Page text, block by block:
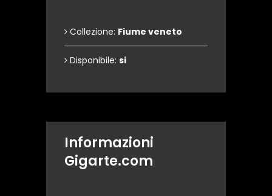
Collezione: Fiume veneto
Disponibile: si
Informazioni
Gigarte.com